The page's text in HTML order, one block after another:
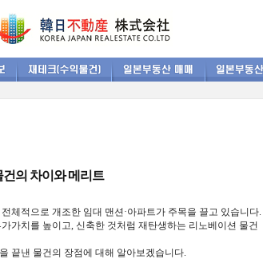
의 차이와 메리트
전체적으로 개조한 임대 맨션 ·아파트가 주목을 끌고 있습니다.
가가치를 높이고, 신축한 것처럼 재탄생하는 리노베이션 물건
끝낸 물건의 장점에 대해 알아보겠습니다.